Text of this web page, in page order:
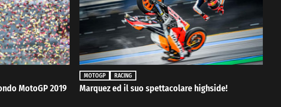
MotoGP 2019
MOTOGP RACING
Marquez ed il suo spettacolare highside!